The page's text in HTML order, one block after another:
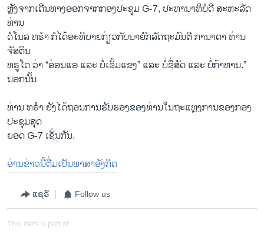
ຫຼັງຈາກເດີນທາງອອກຈາກກອງປະຊຸມ G-7, ປະທານາທິບໍດີ ສະຫະລັດ
ທ່ານ
ດໍໂນລ ທຣຳ ກໍໄດ້ອະທິບາຍກ່ຽວກັບນາຍົກລັດຖະມົນຕີ ການາດາ ທ່ານ
ຈັສຕິນ
ທຣູໂດ ວ່າ “ອ່ອນແອ ແລະ ບໍ່ເຂັ້ມແຂງ” ແລະ ບໍ່ຊື່ສັດ ແລະ ບໍ່ກ້າຫານ.”
ນອກນັ້ນ
ທ່ານ ທຣຳ ຍັງໄດ້ຖອນການຮັບຮອງຂອງທ່ານໃນຖະແຫຼງການຂອງກອງ
ປະຊຸມສຸດ
ຍອດ G-7 ເຊັ່ນກັນ.
ອ່ານຂ່າວນີ້ຕື່ມເປັນພາສາອັງກິດ
ແຊຣ໌ Follow us
This item is part of